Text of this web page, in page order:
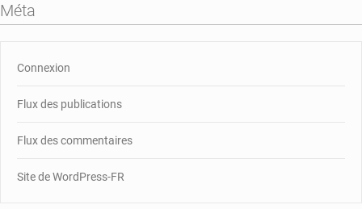
Méta
Connexion
Flux des publications
Flux des commentaires
Site de WordPress-FR